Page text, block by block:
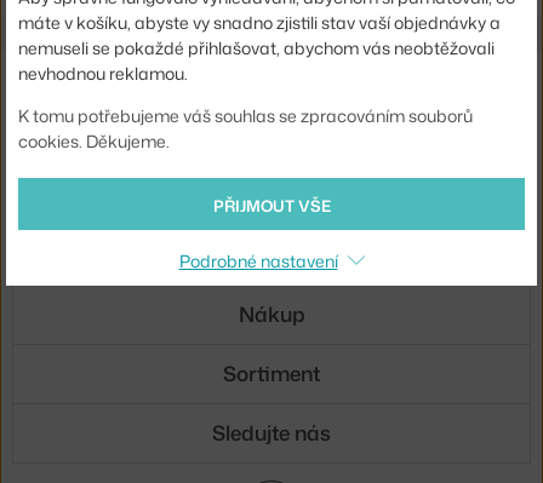
máte v košíku, abyste vy snadno zjistili stav vaší objednávky a
nemuseli se pokaždé přihlašovat, abychom vás neobtěžovali
nevhodnou reklamou.
K tomu potřebujeme váš souhlas se zpracováním souborů
cookies. Děkujeme.
PŘIJMOUT VŠE
Podrobné nastavení
Novinky e-mailem
Přihlášením souhlasíte sezpracováním osobních údajů.
O nás
Nákup
Sortiment
Sledujte nás